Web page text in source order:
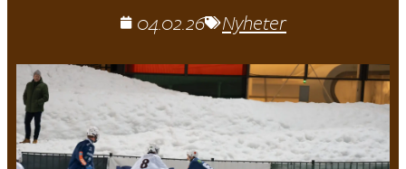
04.02.26 Nyheter